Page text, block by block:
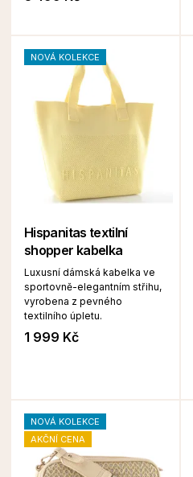
NOVÁ KOLEKCE
Hispanitas textilní
shopper kabelka
Luxusní dámská kabelka ve
sportovně-elegantním střihu,
vyrobena z pevného
textilního úpletu.
1 999 Kč
NOVÁ KOLEKCE
AKČNÍ CENA